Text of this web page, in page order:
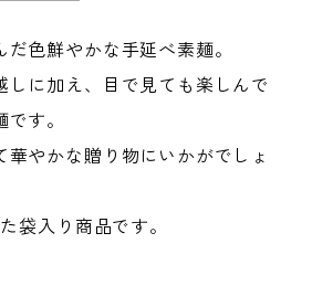
色鮮やかな手延べ素麺。
しに加え、目で見ても楽しんで
す。
華やかな贈り物にいかがでしょ
袋入り商品です。